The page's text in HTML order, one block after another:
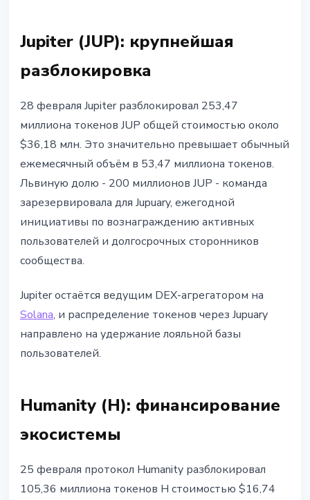
Jupiter (JUP): крупнейшая
разблокировка
28 февраля Jupiter разблокировал 253,47
миллиона токенов JUP общей стоимостью около
$36,18 млн. Это значительно превышает обычный
ежемесячный объём в 53,47 миллиона токенов.
Львиную долю - 200 миллионов JUP - команда
зарезервировала для Jupuary, ежегодной
инициативы по вознаграждению активных
пользователей и долгосрочных сторонников
сообщества.
Jupiter остаётся ведущим DEX-агрегатором на
Solana, и распределение токенов через Jupuary
направлено на удержание лояльной базы
пользователей.
Humanity (H): финансирование
экосистемы
25 февраля протокол Humanity разблокировал
105,36 миллиона токенов H стоимостью $16,74